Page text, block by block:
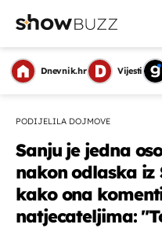
Dnevnik.hr Vijesti
PODIJELILA DOJMOVE
Sanju je jedna
nakon odlaska
kako ona
natjecateljima: